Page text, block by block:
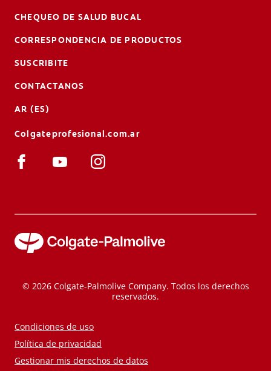
CHEQUEO DE SALUD BUCAL
CORRESPONDENCIA DE PRODUCTOS
SUSCRIBITE
CONTACTANOS
AR (ES)
Colgateprofesional.com.ar
© 2026 Colgate-Palmolive Company. Todos los derechos
reservados.
Condiciones de uso
Política de privacidad
Gestionar mis derechos de datos